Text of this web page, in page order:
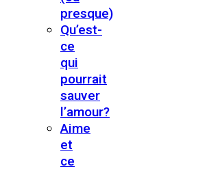
presque)
Qu’est-
ce
qui
pourrait
sauver
l’amour?
Aime
et
ce